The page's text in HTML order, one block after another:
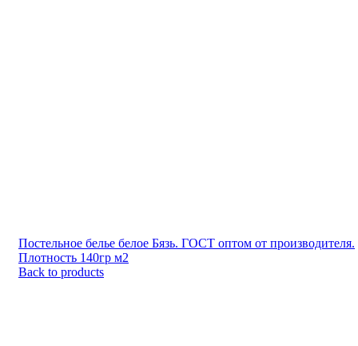
Постельное белье белое Бязь. ГОСТ оптом от производителя.
Плотность 140гр м2
Back to products